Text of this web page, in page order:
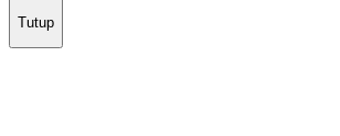
Tutup